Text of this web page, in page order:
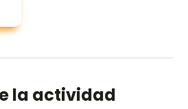
la actividad